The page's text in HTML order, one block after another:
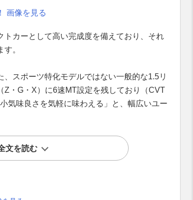
画像を見る
カーとして高い完成度を備えており、それ
。
スポーツ特化モデルではない一般的な1.5リ
Z・G・X）に6速MT設定を残しており（CVT
気味良さを気軽に味わえる」と、幅広いユー
文を読む